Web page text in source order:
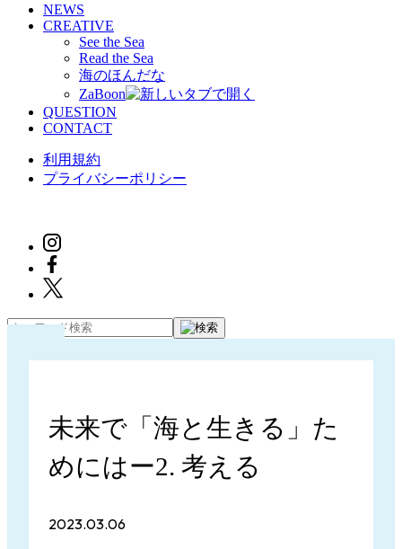
NEWS
CREATIVE
See the Sea
Read the Sea
海のほんだな
ZaBoon
QUESTION
CONTACT
利用規約
プライバシーポリシー
未来で「海と生きる」た
めにはー2. 考える
2023.03.06